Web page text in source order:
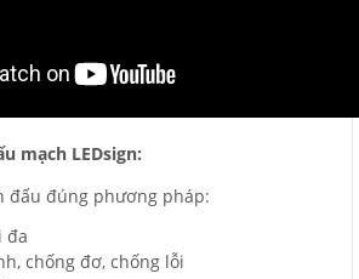
mạch LEDsign:
đấu đúng phương pháp:
đa
chống đơ, chống lỗi